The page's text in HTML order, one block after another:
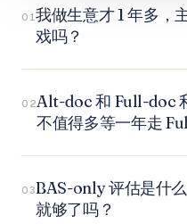
01我做生意才 1 年多
戏吗？
02Alt-doc 和 Full-doc
不值得多等一年走
03BAS-only 评估是什
就够了吗？